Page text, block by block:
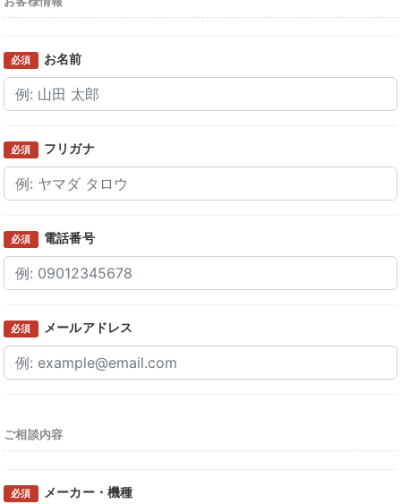
必須 お名前
必須 フリガナ
必須 電話番号
必須 メールアドレス
ご相談内容
必須 メーカー・機種